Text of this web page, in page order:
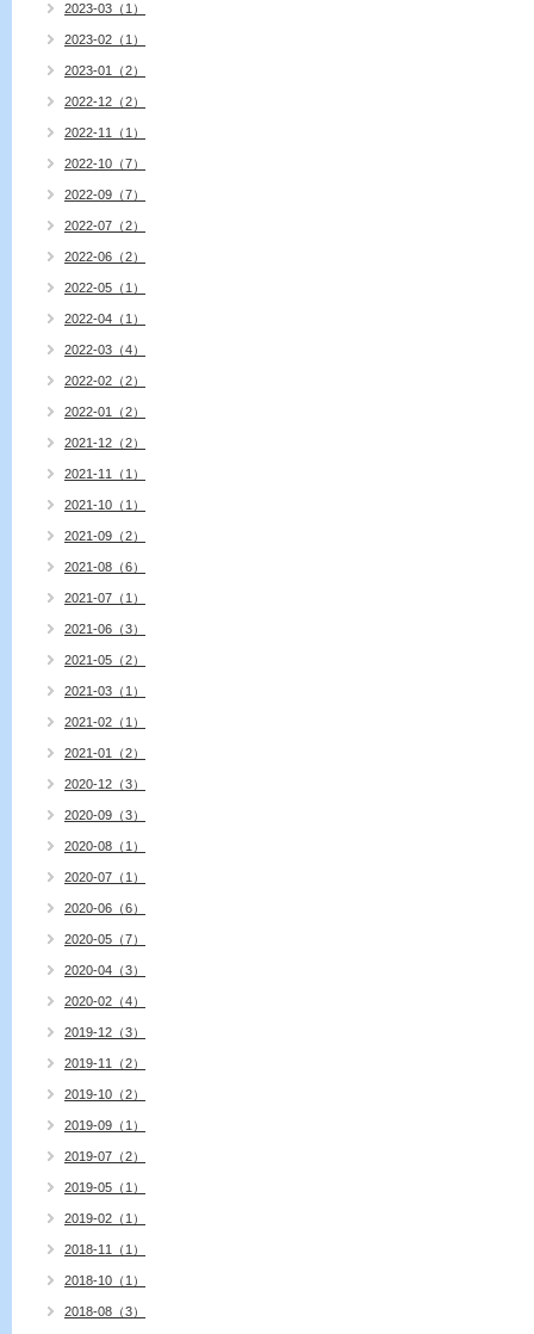
2023-03（1）
2023-02（1）
2023-01（2）
2022-12（2）
2022-11（1）
2022-10（7）
2022-09（7）
2022-07（2）
2022-06（2）
2022-05（1）
2022-04（1）
2022-03（4）
2022-02（2）
2022-01（2）
2021-12（2）
2021-11（1）
2021-10（1）
2021-09（2）
2021-08（6）
2021-07（1）
2021-06（3）
2021-05（2）
2021-03（1）
2021-02（1）
2021-01（2）
2020-12（3）
2020-09（3）
2020-08（1）
2020-07（1）
2020-06（6）
2020-05（7）
2020-04（3）
2020-02（4）
2019-12（3）
2019-11（2）
2019-10（2）
2019-09（1）
2019-07（2）
2019-05（1）
2019-02（1）
2018-11（1）
2018-10（1）
2018-08（3）